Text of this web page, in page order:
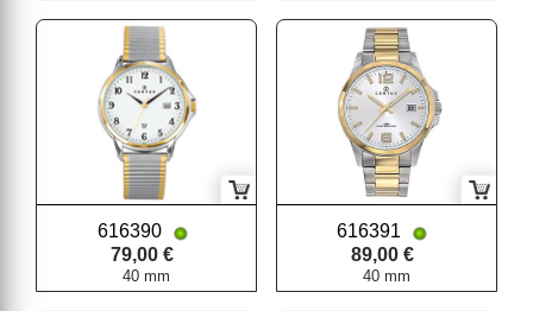
616390
79,00 €
40 mm
616391
89,00 €
40 mm